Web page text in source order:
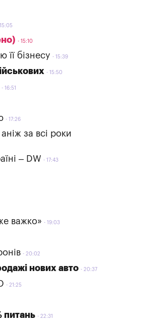
15:05
15:10
її бізнесу 15:39
15:50
16:51
17:26
за всі роки
– DW 17:43
важко» 19:03
20:02
нових авто 20:37
21:25
питань 22:31